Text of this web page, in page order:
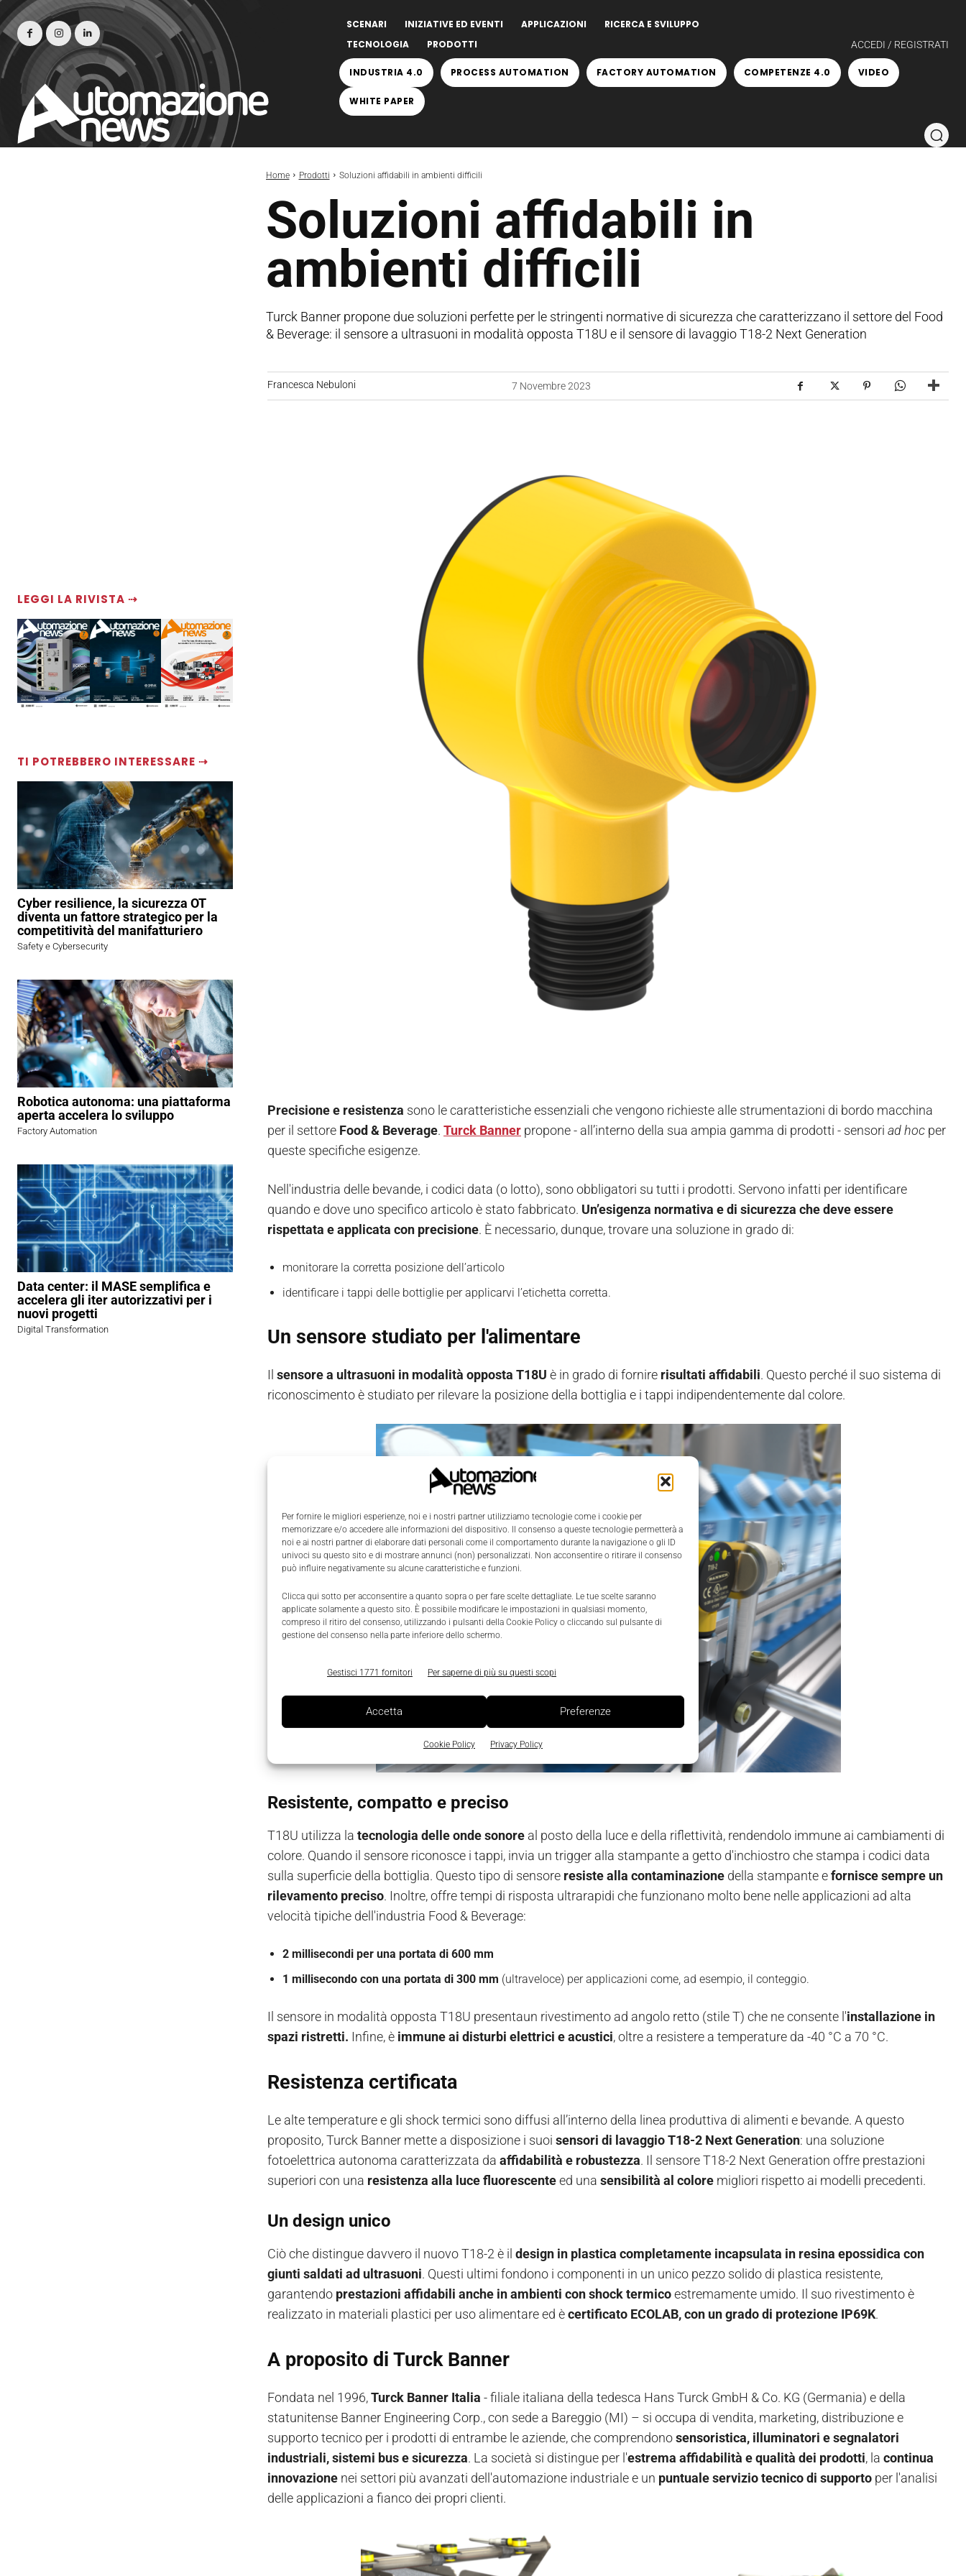
Per fornire le migliori esperienze, noi e i nostri partner utilizziamo tecnologie come i cookie per
memorizzare e/o accedere alle informazioni del dispositivo. Il consenso a queste tecnologie permetterà a
noi e ai nostri partner di elaborare dati personali come il comportamento durante la navigazione o gli ID
univoci su questo sito e di mostrare annunci (non) personalizzati. Non acconsentire o ritirare il consenso
può influire negativamente su alcune caratteristiche e funzioni.
Clicca qui sotto per acconsentire a quanto sopra o per fare scelte dettagliate. Le tue scelte saranno
applicate solamente a questo sito. È possibile modificare le impostazioni in qualsiasi momento,
compreso il ritiro del consenso, utilizzando i pulsanti della Cookie Policy o cliccando sul pulsante di
gestione del consenso nella parte inferiore dello schermo.
Gestisci 1771 fornitori Per saperne di più su questi scopi
Accetta Preferenze
Cookie Policy Privacy Policy
SCENARI INIZIATIVE ED EVENTI APPLICAZIONI
RICERCA E SVILUPPO
TECNOLOGIA
PRODOTTI ACCEDI / REGISTRATI
INDUSTRIA 4.0 PROCESS AUTOMATION FACTORY AUTOMATION COMPETENZE 4.0 VIDEO
WHITE PAPER
Home Prodotti Soluzioni affidabili in ambienti difficili
Soluzioni affidabili in
ambienti difficili
Turck Banner propone due soluzioni perfette per le stringenti normative di sicurezza che caratterizzano il settore del Food
& Beverage: il sensore a ultrasuoni in modalità opposta T18U e il sensore di lavaggio T18-2 Next Generation
LEGGI LA RIVISTA ⇢
TI POTREBBERO INTERESSARE ⇢
Cyber resilience, la sicurezza OT
diventa un fattore strategico per la
competitività del manifatturiero
Safety e Cybersecurity
Robotica autonoma: una piattaforma
aperta accelera lo sviluppo
Factory Automation
Data center: il MASE semplifica e
accelera gli iter autorizzativi per i
nuovi progetti
Digital Transformation
Francesca Nebuloni 7 Novembre 2023
Precisione e resistenza sono le caratteristiche essenziali che vengono richieste alle strumentazioni di bordo macchina
per il settore Food & Beverage. Turck Banner propone - all’interno della sua ampia gamma di prodotti - sensori ad hoc per
queste specifiche esigenze.
Nell'industria delle bevande, i codici data (o lotto), sono obbligatori su tutti i prodotti. Servono infatti per identificare
quando e dove uno specifico articolo è stato fabbricato. Un’esigenza normativa e di sicurezza che deve essere
rispettata e applicata con precisione. È necessario, dunque, trovare una soluzione in grado di:
monitorare la corretta posizione dell’articolo
identificare i tappi delle bottiglie per applicarvi l’etichetta corretta.
Un sensore studiato per l'alimentare
Il sensore a ultrasuoni in modalità opposta T18U è in grado di fornire risultati affidabili. Questo perché il suo sistema di
riconoscimento è studiato per rilevare la posizione della bottiglia e i tappi indipendentemente dal colore.
Resistente, compatto e preciso
T18U utilizza la tecnologia delle onde sonore al posto della luce e della riflettività, rendendolo immune ai cambiamenti di
colore. Quando il sensore riconosce i tappi, invia un trigger alla stampante a getto d'inchiostro che stampa i codici data
sulla superficie della bottiglia. Questo tipo di sensore resiste alla contaminazione della stampante efornisce sempre un
rilevamento preciso. Inoltre, offre tempi di risposta ultrarapidi che funzionano molto bene nelle applicazioni ad alta
velocità tipiche dell'industria Food & Beverage:
2 millisecondi per una portata di 600 mm
1 millisecondo con una portata di 300 mm (ultraveloce) per applicazioni come, ad esempio, il conteggio.
Il sensore in modalità opposta T18U presentaun rivestimento ad angolo retto (stile T) che ne consente l'installazione in
spazi ristretti. Infine, è immune ai disturbi elettrici e acustici, oltre a resistere a temperature da -40 °C a 70 °C.
Resistenza certificata
Le alte temperature e gli shock termici sono diffusi all’interno della linea produttiva di alimenti e bevande. A questo
proposito, Turck Banner mette a disposizione i suoi sensori di lavaggio T18-2 Next Generation: una soluzione
fotoelettrica autonoma caratterizzata da affidabilità e robustezza. Il sensore T18-2 Next Generation offre prestazioni
superiori con una resistenza alla luce fluorescenteed una sensibilità al colore migliori rispetto ai modelli precedenti.
Un design unico
Ciò che distingue davvero il nuovo T18-2 è il design in plastica completamente incapsulata in resina epossidica con
giunti saldati ad ultrasuoni. Questi ultimi fondono i componenti in un unico pezzo solido di plastica resistente,
garantendo prestazioni affidabili anche in ambienti con shock termicoestremamente umido. Il suo rivestimento è
realizzato in materiali plastici per uso alimentare ed ècertificato ECOLAB, con un grado di protezione IP69K.
A proposito di Turck Banner
Fondata nel 1996,Turck Banner Italia - filiale italiana della tedesca Hans Turck GmbH & Co. KG (Germania) e della
statunitense Banner Engineering Corp., con sede a Bareggio (MI) – si occupa di vendita, marketing, distribuzione e
supporto tecnico per i prodotti di entrambe le aziende, che comprendonosensoristica, illuminatori e segnalatori
industriali, sistemi bus e sicurezza. La società si distingue per l'estrema affidabilità e qualità dei prodotti, la continua
innovazione nei settori più avanzati dell'automazione industriale e un puntuale servizio tecnico di supporto per l'analisi
delle applicazioni a fianco dei propri clienti.